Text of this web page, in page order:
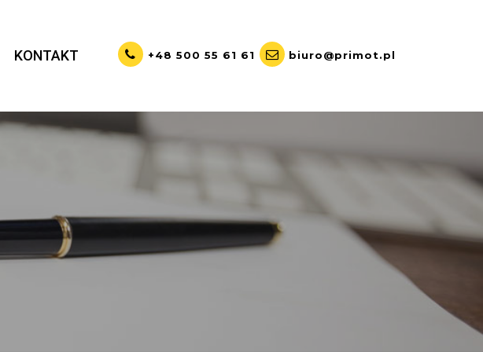
KONTAKT +48 500 55 61 61 biuro@primot.pl